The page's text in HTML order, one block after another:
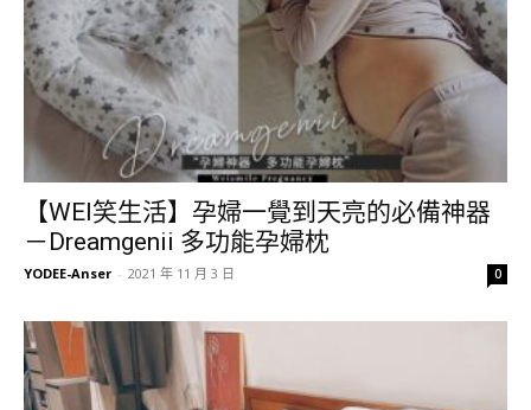
【WEI笑生活】孕婦一覺到天亮的必備神器
－Dreamgenii 多功能孕婦枕
YODEE-Anser - 2021 年 11 月 3 日 0